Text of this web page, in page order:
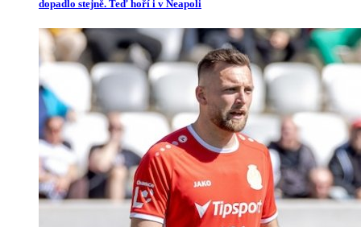
dopadlo stejně. Teď hoří i v Neapoli